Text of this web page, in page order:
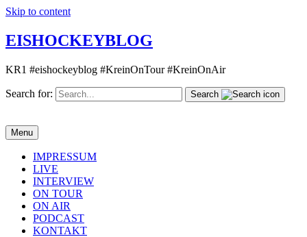
Skip to content
EISHOCKEYBLOG
KR1 #eishockeyblog #KreinOnTour #KreinOnAir
Search for: Search
Menu
IMPRESSUM
LIVE
INTERVIEW
ON TOUR
ON AIR
PODCAST
KONTAKT